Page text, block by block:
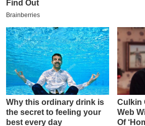
म
ई
-
पे
प
र
मि